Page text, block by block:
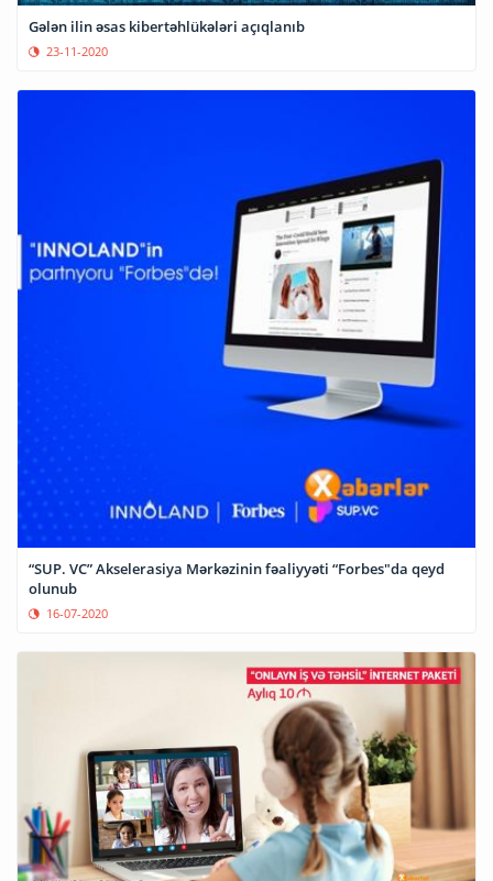
Gələn ilin əsas kibertəhlükələri açıqlanıb
23-11-2020
“SUP. VC” Akselerasiya Mərkəzinin fəaliyyəti “Forbes"da qeyd
olunub
16-07-2020